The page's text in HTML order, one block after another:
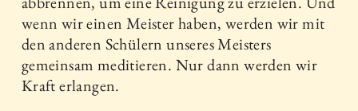
wenn wir einen Meister haben, werden wir mit
den anderen Schülern unseres Meisters
gemeinsam meditieren. Nur dann werden wir
Kraft erlangen.